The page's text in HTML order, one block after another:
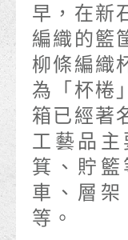
早，在新
編織的籃
柳條編織
為「杯棬
箱已經著
工藝品
箕、貯籃
車、層架
等。